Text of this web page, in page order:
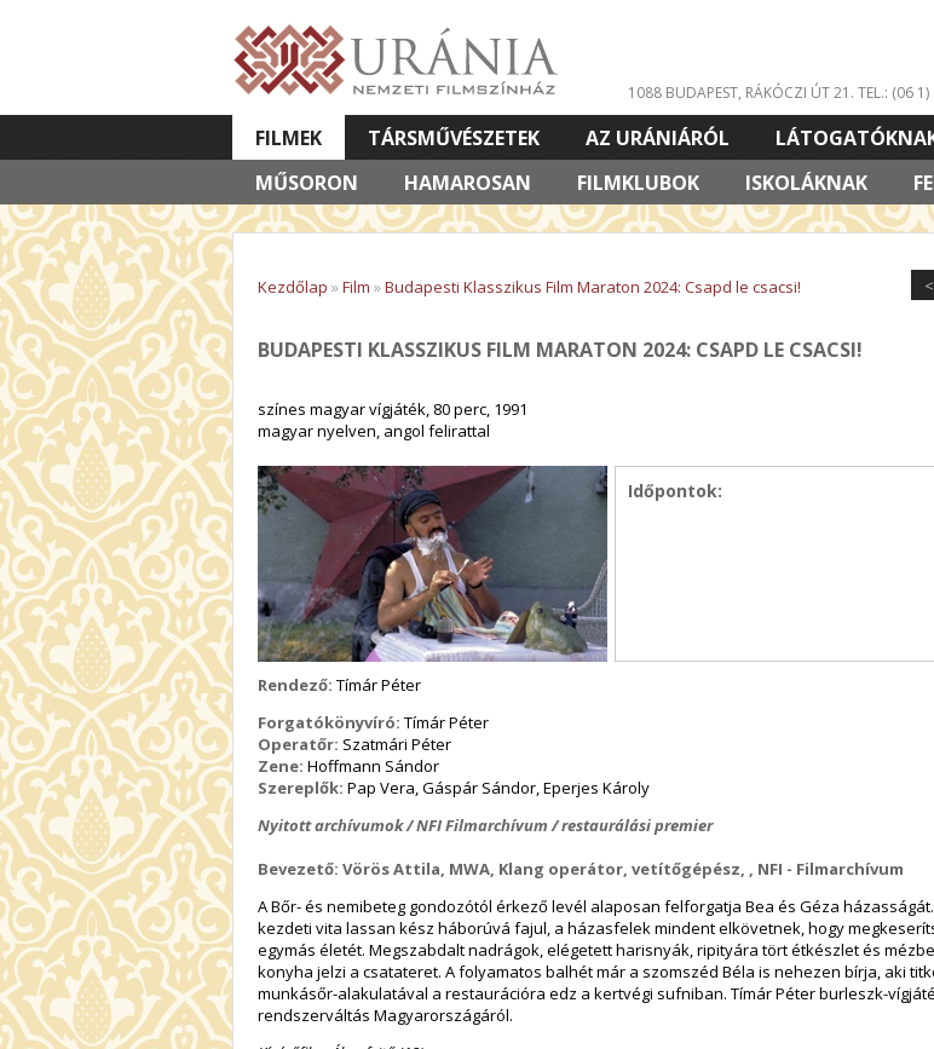
1088 BUDAPEST, RÁKÓCZI ÚT 21. TEL.: (06
FILMEK
MŰSORON
HAMAROSAN FILMKLUBOK ISKOLÁKNAK
TÁRSMŰVÉSZETEK AZ URÁNIÁRÓL
VETÍTETT KÉPES ELŐADÁSOK
Kezdőlap »Film »Budapesti Klasszikus Film Maraton 2024: Csapd le csacsi!
BUDAPESTI KLASSZIKUS FILM MARATON 2024: CSAPD LE CSACSI!
színes magyar vígjáték, 80 perc, 1991
magyar nyelven, angol felirattal
Időpontok:
Rendező: Tímár Péter
Forgatókönyvíró: Tímár Péter
Operatőr: Szatmári Péter
Zene: Hoffmann Sándor
Szereplők: Pap Vera, Gáspár Sándor, Eperjes Károly
Nyitott archívumok / NFI Filmarchívum / restaurálási premier
Bevezető: Vörös Attila, MWA, Klang operátor, vetítőgépész, , NFI - Filmarchívum
A Bőr- és nemibeteg gondozótól érkező levél alaposan felforgatja Bea és Géza
kezdeti vita lassan kész háborúvá fajul, a házasfelek mindent elkövetnek, hogy
egymás életét. Megszabdalt nadrágok, elégetett harisnyák, ripityára tört étkészlet és
konyha jelzi a csatateret. A folyamatos balhét már a szomszéd Béla is nehezen bírja, aki
munkásőr-alakulatával a restaurációra edz a kertvégi sufniban. Tímár Péter burleszk-
rendszerváltás Magyarországáról.